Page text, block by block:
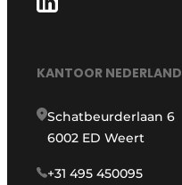
KANTOOR NEDERLAND
Schatbeurderlaan 6
6002 ED Weert
+31 495 450095